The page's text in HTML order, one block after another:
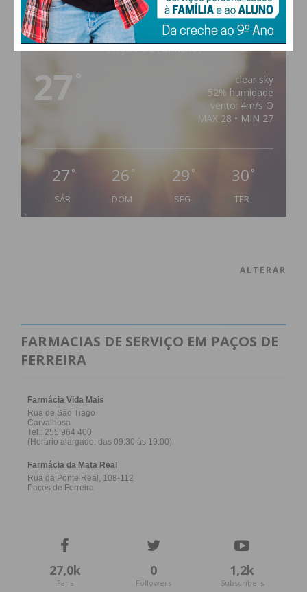
PAÇOS DE FERREIRA
27
clear sky
52% humidade
vento: 4m/s O
MAX 28 • MIN 27
27 °
SÁB
26 °
DOM
29 °
SEG
30 °
TER
ALTERAR
FARMACIAS DE SERVIÇO EM PAÇOS DE
FERREIRA
27,0k
Fans
0
Followers
1,2k
Subscribers